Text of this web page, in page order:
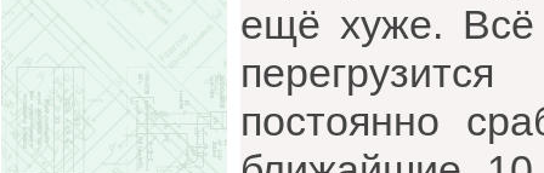
ещё хуже. Всё
постоянно